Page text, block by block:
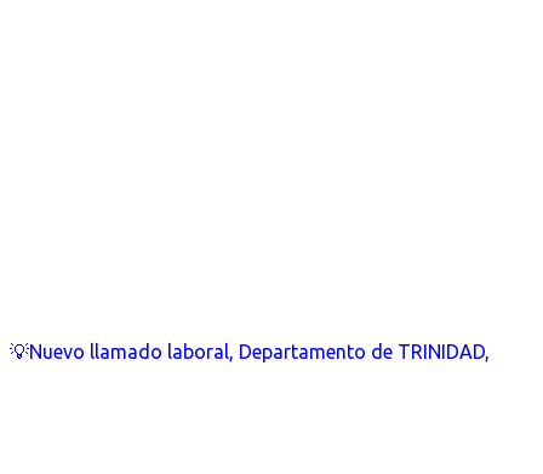
💡Nuevo llamado laboral, Departamento de TRINIDAD,